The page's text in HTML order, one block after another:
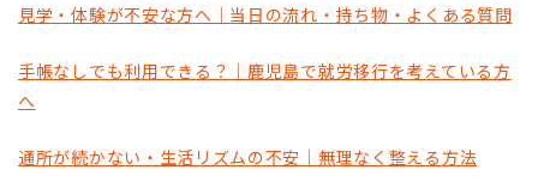
見学・体験が不安な方へ｜当日の流れ・持ち物・よくある質問
手帳なしでも利用できる？｜鹿児島で就労移行を考えている方
へ
通所が続かない・生活リズムの不安｜無理なく整える方法